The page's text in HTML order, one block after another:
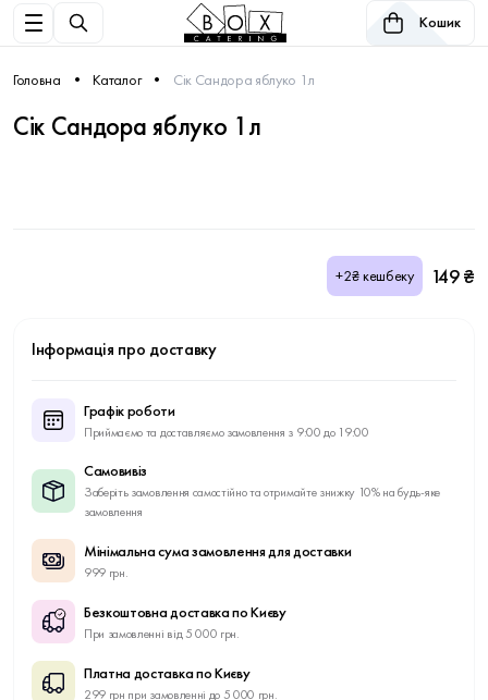
Кошик
Головна Каталог Сік Сандора яблуко 1л
Сік Сандора яблуко 1л
+2₴ кешбеку 149 ₴
Інформація про доставку
Графік роботи
Приймаємо та доставляємо замовлення з 9:00 до 19:00
Самовивіз
Заберіть замовлення самостійно та отримайте знижку 10% на будь-яке
замовлення
Мінімальна сума замовлення для доставки
999 грн.
Безкоштовна доставка по Києву
При замовленні від 5 000 грн.
Платна доставка по Києву
299 грн при замовленні до 5 000 грн.